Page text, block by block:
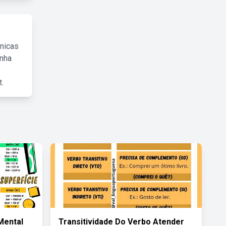
Transitividade Do Verbo Atender